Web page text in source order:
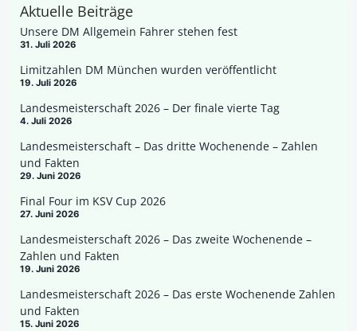
Aktuelle Beiträge
Unsere DM Allgemein Fahrer stehen fest
31. Juli 2026
Limitzahlen DM München wurden veröffentlicht
19. Juli 2026
Landesmeisterschaft 2026 – Der finale vierte Tag
4. Juli 2026
Landesmeisterschaft – Das dritte Wochenende – Zahlen
und Fakten
29. Juni 2026
Final Four im KSV Cup 2026
27. Juni 2026
Landesmeisterschaft 2026 – Das zweite Wochenende –
Zahlen und Fakten
19. Juni 2026
Landesmeisterschaft 2026 – Das erste Wochenende Zahlen
und Fakten
15. Juni 2026